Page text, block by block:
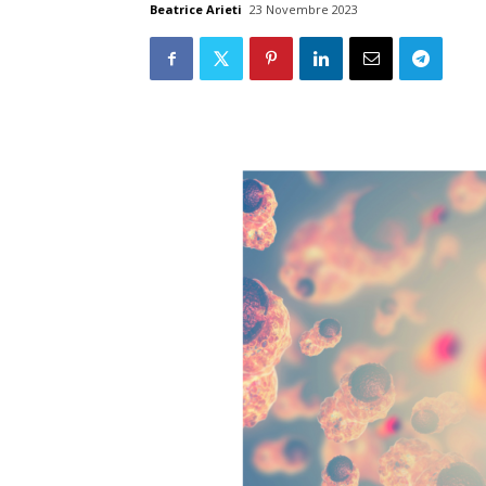
Beatrice Arieti 23 Novembre 2023